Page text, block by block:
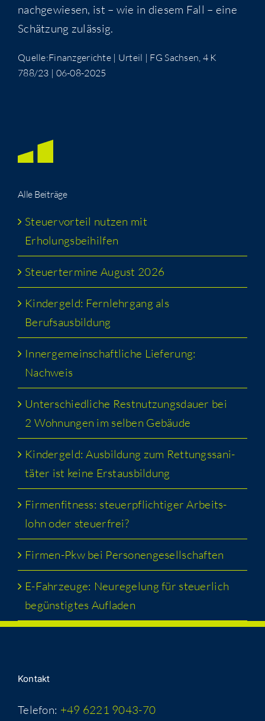
nach­ge­wie­sen, ist – wie in die­sem Fall – eine
Schät­zung zulässig.
Quelle:Finanzgerichte | Urteil | FG Sach­sen, 4 K
788/23 | 06-08-2025
Alle Bei­trä­ge
Steu­er­vor­teil nut­zen mit
Erholungsbeihilfen
Steu­er­ter­mi­ne August 2026
Kin­der­geld: Fern­lehr­gang als
Berufsausbildung
Inner­ge­mein­schaft­li­che Lie­fe­rung:
Nachweis
Unter­schied­li­che Rest­nut­zungs­dau­er bei
2 Woh­nun­gen im sel­ben Gebäude
Kin­der­geld: Aus­bil­dung zum Ret­tungs­sa­ni­
tä­ter ist kei­ne Erstausbildung
Fir­men­fit­ness: steu­er­pflich­ti­ger Arbeits­
lohn oder steuerfrei?
Fir­men-Pkw bei Personengesellschaften
E-Fahr­zeu­ge: Neu­re­ge­lung für steu­er­lich
begüns­tig­tes Aufladen
Kon­takt
Telefon: +49 6221 9043-70